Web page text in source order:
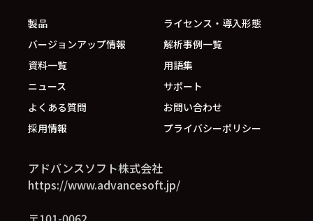
製品
ライセンス・導入形態
バージョンアップ情報
解析事例一覧
資料一覧
用語集
ニュース
サポート
よくある質問
お問い合わせ
採用情報
プライバシーポリシー
アドバンスソフト株式会社
https://www.advancesoft.jp/